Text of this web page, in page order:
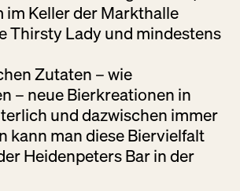
im Keller der Markthalle
Thirsty Lady und mindestens
Zutaten – wie
– neue Bierkreationen in
und dazwischen immer
kann man diese Biervielfalt
Heidenpeters Bar in der
BIG STUFF
SMOKED BBQ
DO:12:00 – 22:00
Fleisch + Wurstwaren
Gastronomie